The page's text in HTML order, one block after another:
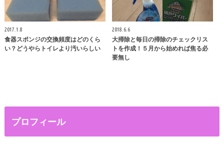
2017.1.8
食器スポンジの交換頻度はどのくら
い？どうやらトイレより汚いらしい
2018.6.6
大掃除と毎日の掃除のチェックリス
トを作成！５月から始めれば焦る必
要無し
プロフィール